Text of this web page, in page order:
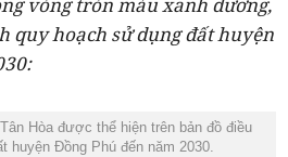
quy hoạch sử dụng đất huyện
Hòa được thể hiện trên bản đồ điều
huyện Đồng Phú đến năm 2030.